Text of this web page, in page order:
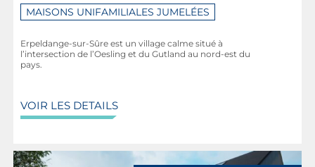
MAISONS UNIFAMILIALES JUMELÉES
Erpeldange-sur-Sûre est un village calme situé à
l’intersection de l’Oesling et du Gutland au nord-est du
pays.
VOIR LES DETAILS